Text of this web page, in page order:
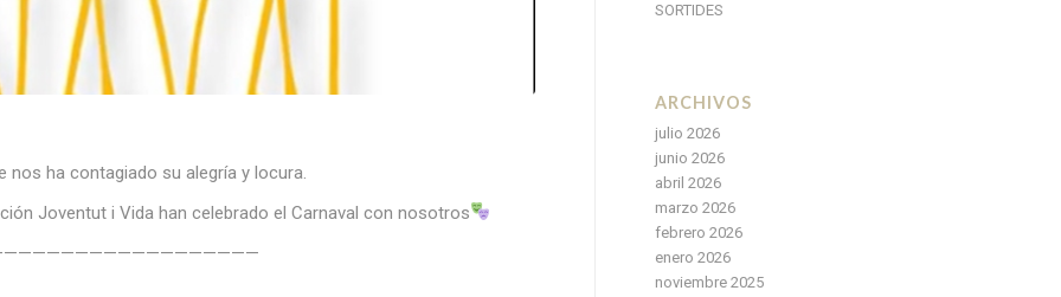
ha contagiado su alegría y locura.
Joventut i Vida han celebrado el Carnaval con nosotros
SORTIDES
ARCHIVOS
julio 2026
junio 2026
abril 2026
marzo 2026
febrero 2026
enero 2026
noviembre 2025